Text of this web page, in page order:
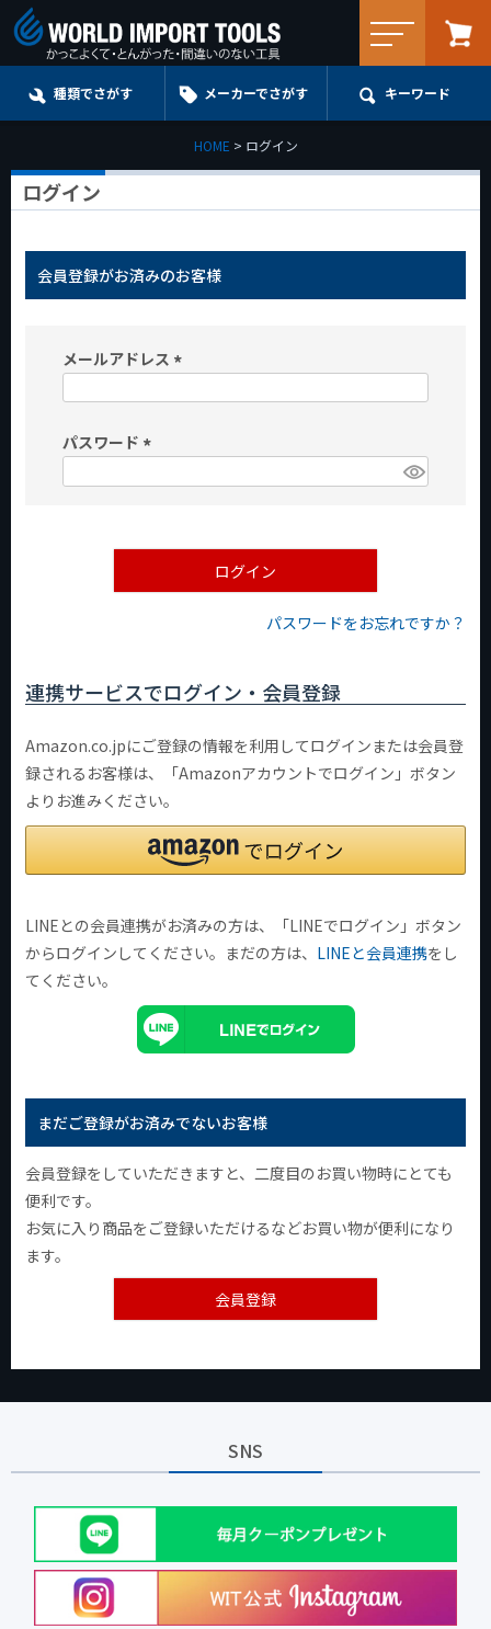
種類でさがす メーカーでさがす キーワード
HOME ログイン
ログイン
会員登録がお済みのお客様
メールアドレス
パスワード
)
ログイン
パスワードをお忘れですか？
連携サービスでログイン・会員登録
Amazon.co.jpにご登録の情報を利用してログインまたは会員登
録されるお客様は、「Amazonアカウントでログイン」ボタン
よりお進みください。
LINEとの会員連携がお済みの方は、「LINEでログイン」ボタン
からログインしてください。まだの方は、 LINEと会員連携をし
てください。
まだご登録がお済みでないお客様
会員登録をしていただきますと、二度目のお買い物時にとても
便利です。
お気に入り商品をご登録いただけるなどお買い物が便利になり
ます。
会員登録
SNS